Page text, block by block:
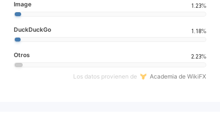
Image 1.23%
DuckDuckGo 1.18%
Otros 2.23%
Los datos provienen de Academia de WikiFX